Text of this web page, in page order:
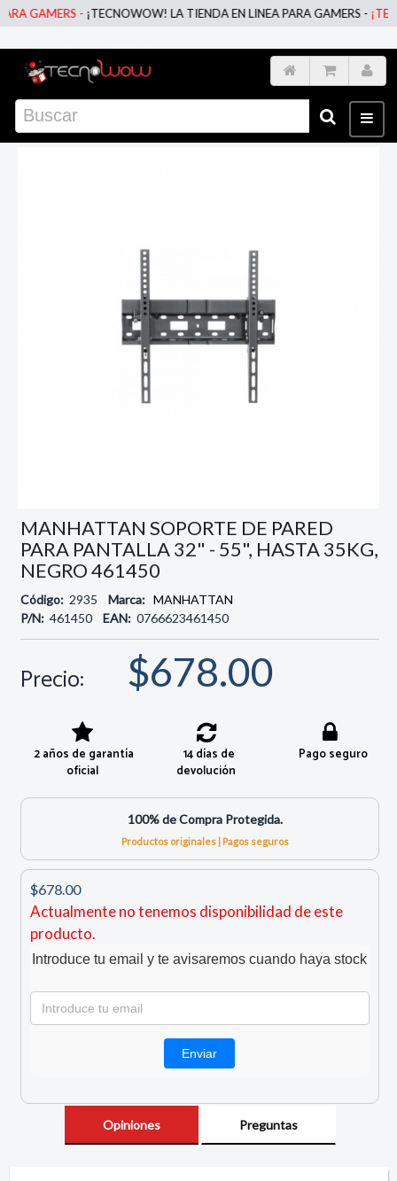
GAMERS -¡TECNOWOW! LA TIENDA EN LINEA PARA GAMERS -
MANHATTAN SOPORTE DE PARED
PARA PANTALLA 32" - 55", HASTA 35KG,
NEGRO 461450
Código: 2935 Marca: MANHATTAN
P/N: 461450 EAN: 0766623461450
Precio: $678.00
2 años de garantía
oficial
14 días de
devolución
Pago seguro
100% de Compra Protegida.
Productos originales | Pagos seguros
$678.00
Actualmente no tenemos disponibilidad de este
producto.
Introduce tu email y te avisaremos cuando haya stock
Opiniones Preguntas